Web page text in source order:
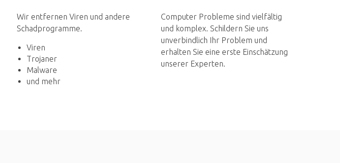
Wir entfernen Viren und andere
Schadprogramme.
Viren
Trojaner
Malware
und mehr
Computer Probleme sind vielfältig
und komplex. Schildern Sie uns
unverbindlich Ihr Problem und
erhalten Sie eine erste Einschätzung
unserer Experten.